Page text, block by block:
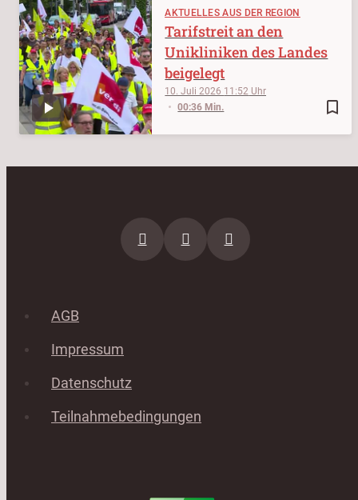
AKTUELLES AUS DER REGION
bookmark_border
10. Juli 2026 11:52
00:36 Min.
Tarifstreit an den
Unikliniken des Landes
beigelegt
AGB
Impressum
Datenschutz
Teilnahmebedingungen